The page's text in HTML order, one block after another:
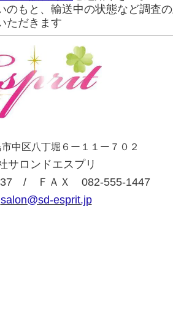
のもと、輸送中の状態など調査
ただきます
中区八丁堀６ー１１ー７０２
サロンドエスプリ
/ ＦＡＸ 082-555-1447
salon@sd-esprit.jp